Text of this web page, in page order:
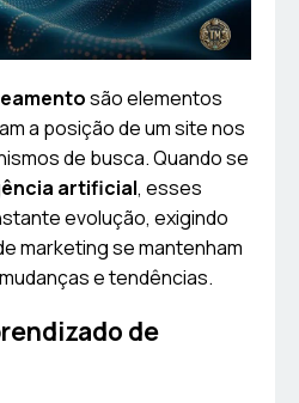
são elementos
a posição de um site nos
de busca. Quando se
artificial, esses
evolução, exigindo
marketing se mantenham
e tendências.
de